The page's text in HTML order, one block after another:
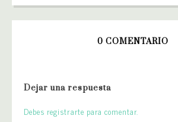
0 COMENTARIO
Dejar una respuesta
Debes registrarte para comentar.